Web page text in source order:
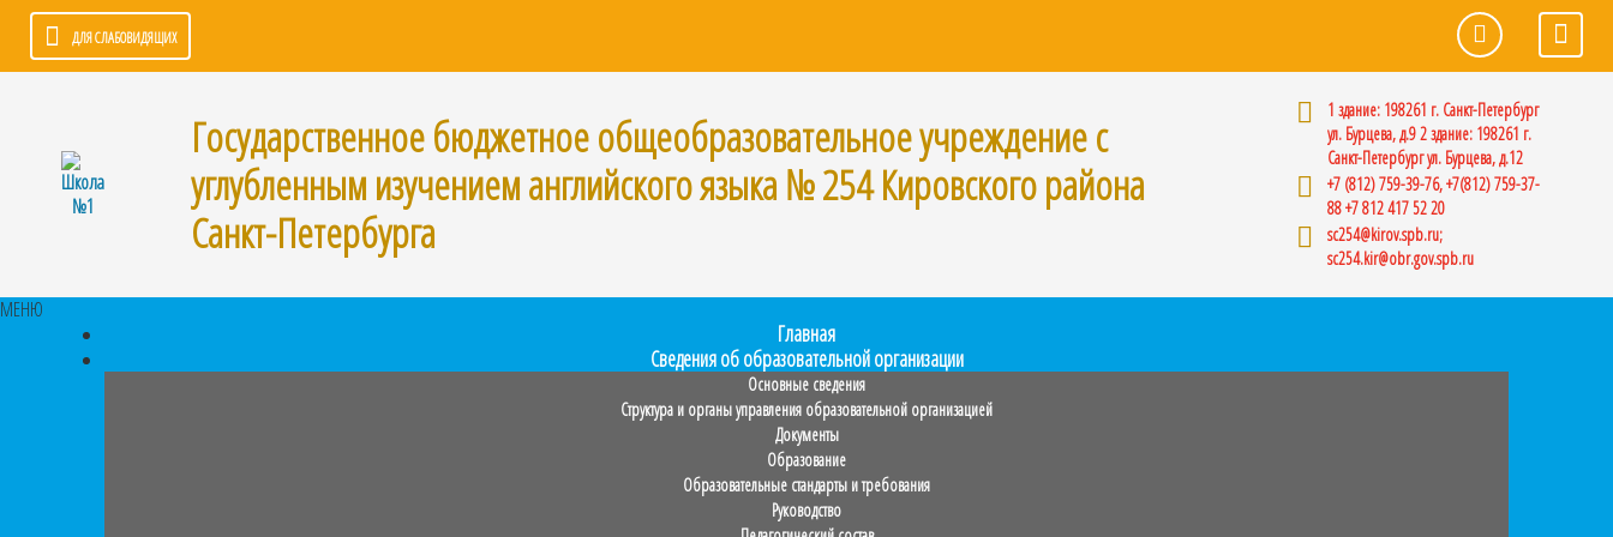
ДЛЯ СЛАБОВИДЯЩИХ
Государственное бюджетное общеобразовательное учреждение с
углубленным изучением английского языка № 254 Кировского района
Санкт-Петербурга
1 здание: 198261 г. Санкт-Петербург
ул. Бурцева, д.9 2 здание: 198261 г.
Санкт-Петербург ул. Бурцева, д.12
+7 (812) 759-39-76, +7(812) 759-37-
88 +7 812 417 52 20
sc254@kirov.spb.ru;
sc254.kir@obr.gov.spb.ru
МЕНЮ
Главная
Сведения об образовательной организации
Основные сведения
Структура и органы управления образовательной организацией
Документы
Образование
Образовательные стандарты и требования
Руководство